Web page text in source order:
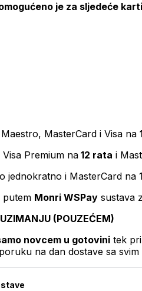
je za sljedeće
MasterCard i Visa na
Premium na 12 rata i
jednokratno i MasterCard na
putem Monri WSPay sustava
(POUZEĆEM)
novcem u gotovini tek
na dan dostave sa svim